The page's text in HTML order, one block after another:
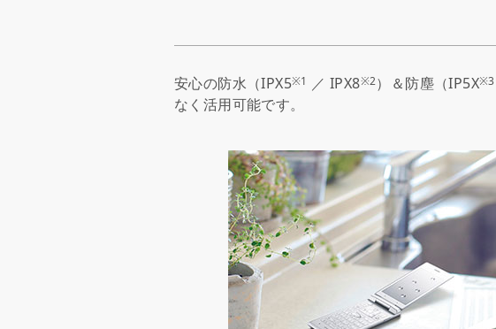
安心の防水（IPX5※1 ／ IPX8※2）＆防塵（IP5X※3
なく活用可能です。